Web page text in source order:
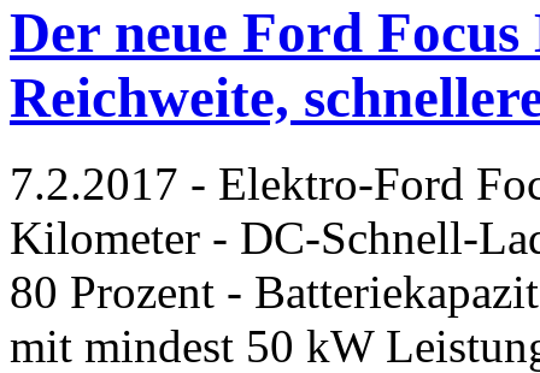
Der neue Ford
Reichweite,
7.2.2017 - Elektro-Ford
Kilometer - DC-Schnell-
80 Prozent -
mit mindest 50 kW